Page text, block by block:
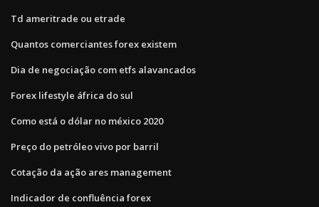
Td ameritrade ou etrade
Quantos comerciantes forex existem
Dia de negociação com etfs alavancados
Forex lifestyle áfrica do sul
Como está o dólar no méxico 2020
Preço do petróleo vivo por barril
Cotação da ação ares management
Indicador de confluência forex